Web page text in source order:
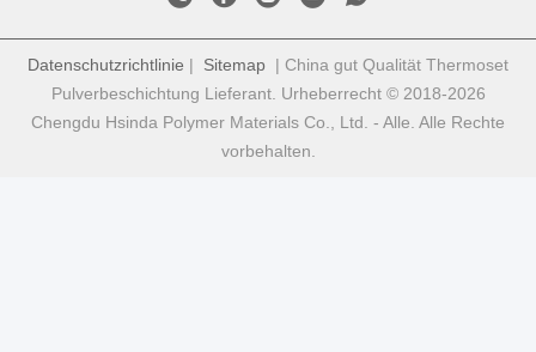
Datenschutzrichtlinie | Sitemap | China gut Qualität Thermoset
Pulverbeschichtung Lieferant. Urheberrecht © 2018-2026
Chengdu Hsinda Polymer Materials Co., Ltd. - Alle. Alle Rechte
vorbehalten.